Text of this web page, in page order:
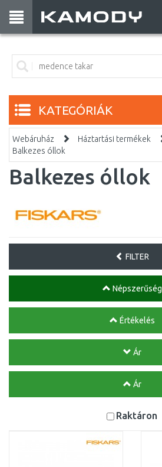
KATEGÓRIÁK
Webáruház Háztartási termékek
Balkezes óllok
Balkezes óllok
FILTER
Népszerűség
Értékelés
Ár
Ár
Raktáron